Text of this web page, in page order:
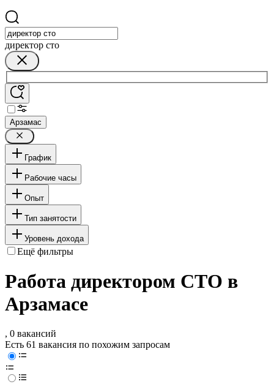
директор сто
Арзамас
График
Рабочие часы
Опыт
Тип занятости
Уровень дохода
Ещё фильтры
Работа директором СТО в
Арзамасе
, 0 вакансий
Есть 61 вакансия по похожим запросам